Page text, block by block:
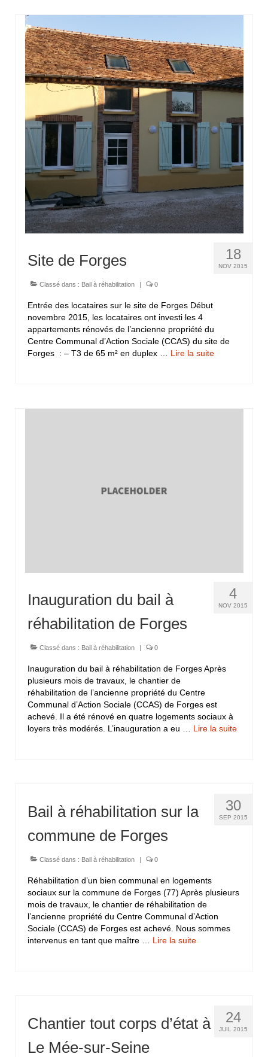
18
NOV 2015
Site de Forges
Classé dans : Bail à réhabilitation | 0
Entrée des locataires sur le site de Forges Début
novembre 2015, les locataires ont investi les 4
appartements rénovés de l’ancienne propriété du
Centre Communal d’Action Sociale (CCAS) du site de
Forges : – T3 de 65 m² en duplex … Lire la suite­­
4
NOV 2015
Inauguration du bail à
réhabilitation de Forges
Classé dans : Bail à réhabilitation | 0
Inauguration du bail à réhabilitation de Forges Après
plusieurs mois de travaux, le chantier de
réhabilitation de l’ancienne propriété du Centre
Communal d’Action Sociale (CCAS) de Forges est
achevé. Il a été rénové en quatre logements sociaux à
loyers très modérés. L’inauguration a eu … Lire la suite­­
30
SEP 2015
Bail à réhabilitation sur la
commune de Forges
Classé dans : Bail à réhabilitation | 0
Réhabilitation d’un bien communal en logements
sociaux sur la commune de Forges (77) Après plusieurs
mois de travaux, le chantier de réhabilitation de
l’ancienne propriété du Centre Communal d’Action
Sociale (CCAS) de Forges est achevé. Nous sommes
intervenus en tant que maître … Lire la suite­­
24
JUIL 2015
Chantier tout corps d’état à
Le Mée-sur-Seine